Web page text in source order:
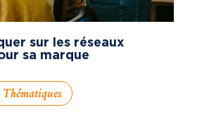
sur les réseaux
sa marque